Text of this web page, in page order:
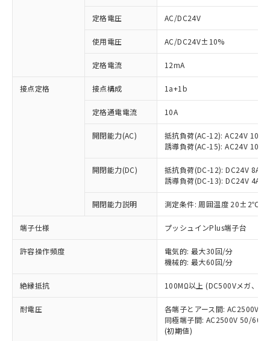
定格電圧 AC/DC24V
使用電圧 AC/DC24V±10%
定格電流 12mA
接点定格 接点構成 1a+1b
定格通電電流 10A
開閉能力(AC)
抵抗負荷(AC-12): AC24V 10A/
誘導負荷(AC-15): AC24V
開閉能力(DC)
抵抗負荷(DC-12): DC24V 8A/
誘導負荷(DC-13): DC24V 4A/
開閉能力説明 測定条件: 周囲温度 20±2℃、
端子仕様 プッシュインPlus端子台
許容操作頻度
電気的: 最大30回/分
機械的: 最大60回/分
絶縁抵抗 100MΩ以上 (DC500Vメガ、点
耐電圧
各端子とアース間: AC2500V
同極端子間: AC2500V 50/
(初期値)
ご利用条件
ご利用ください。
本サービスは、当社制御機器事業取扱
商品の当社在庫状況および標準価格
(税抜)を提供させていただくもので
当社制御機器事業取扱商品の中には、
本サービスの対象外となる商品もある
ことをご了承ください。
在庫状況および標準価格照会結果は、
対応済み：EU RoHS指令（10物質）の
非含有に対応した製品が提供可能な商品で
対応予定：EU RoHS指令（10物質）の非含
有に対応した製品に切り替える予定のある
対応予定なし：EU RoHS指令（10物質）の
非含有に非対応の商品で、対応品を出す予
定はありません。
調査・確認中：EU RoHS指令（10物質）の
非含有の対応状況を調査中または確認中の
害物質有無と関係のない商品です。
仕入先様の事情により、非含有部品として
いたものが、含有品と判明した場合などや
むを得ず変更することがあります。
※1 中国RoHS○×表
「○」：最大均質材料含有率が中国RoHSの
基準値以下であることを示します。
「×」：最大均質材料含有率が中国RoHSの
基準値を超えていることを示します。
「－」：未確認です。当社販売部門へお問
当社は、これら貴社製品のうち、外国
為替および外国貿易法に定める商品